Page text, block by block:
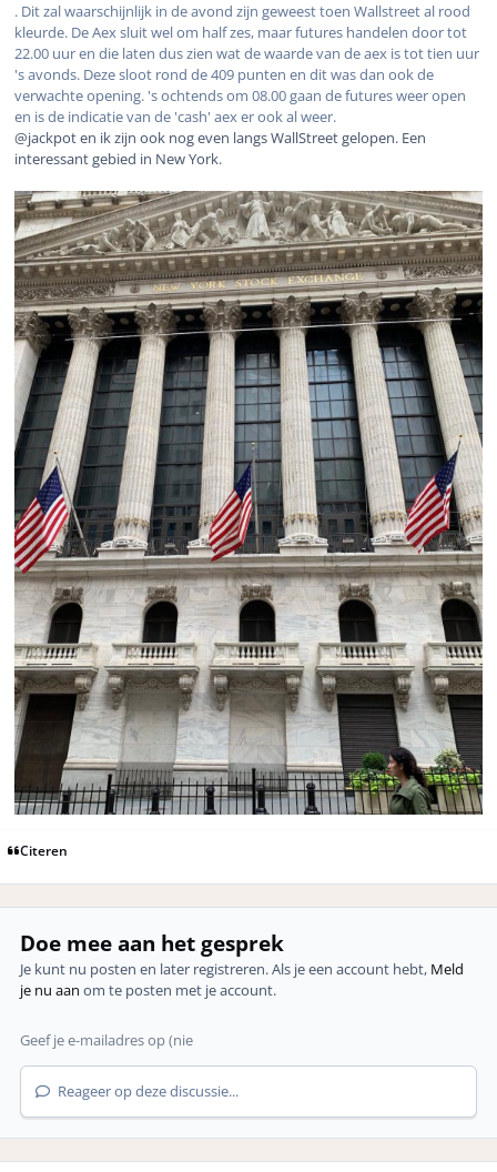
. Dit zal waarschijnlijk in de avond zijn geweest toen Wallstreet al rood
kleurde. De Aex sluit wel om half zes, maar futures handelen door tot
22.00 uur en die laten dus zien wat de waarde van de aex is tot tien uur
's avonds. Deze sloot rond de 409 punten en dit was dan ook de
verwachte opening. 's ochtends om 08.00 gaan de futures weer open
en is de indicatie van de 'cash' aex er ook al weer.
@jackpot en ik zijn ook nog even langs WallStreet gelopen. Een
interessant gebied in New York.
Citeren
Doe mee aan het gesprek
Je kunt nu posten en later registreren. Als je een account hebt, Meld
je nu aan om te posten met je account.
Reageer op deze discussie...